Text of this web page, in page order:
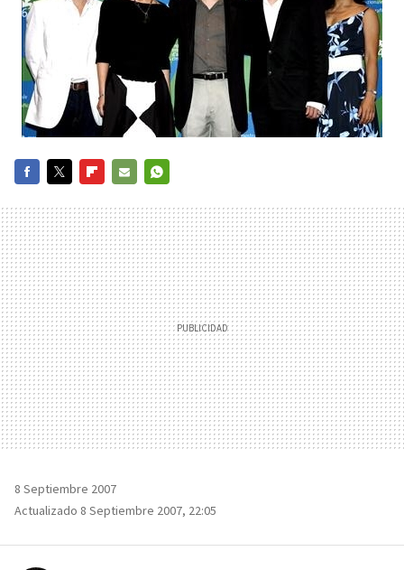
MAIL
8 Septiembre 2007
Actualizado 8 Septiembre 2007, 22:05